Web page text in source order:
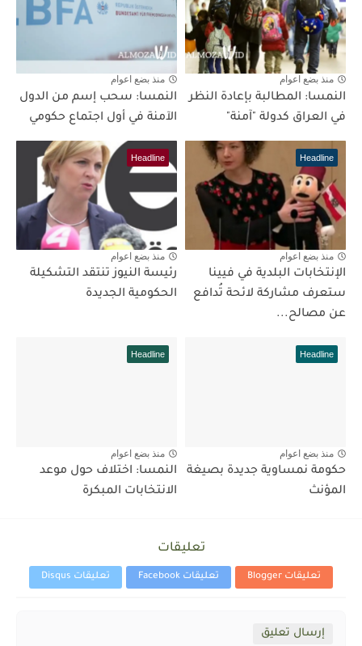
منذ بضع اعوام
النمسا: المطالبة بإعادة النظر
في العراق كدولة "آمنة"
منذ بضع اعوام
النمسا: سحب إسم من الدول
الآمنة في أول اجتماع حكومي
Headline
منذ بضع اعوام
الإنتخابات البلدية في فيينا
ستعرف مشاركة لائحة تُدافع
عن مصالح...
Headline
منذ بضع اعوام
رئيسة النيوز تنتقد التشكيلة
الحكومية الجديدة
Headline
منذ بضع اعوام
حكومة نمساوية جديدة بصيغة
المؤنث
Headline
منذ بضع اعوام
النمسا: اختلاف حول موعد
الانتخابات المبكرة
تعليقات
تعليقات Blogger تعليقات Facebook تعليقات Disqus
إرسال تعليق